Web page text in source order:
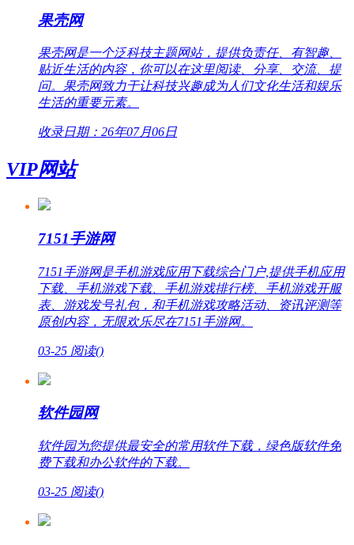
果壳网
果壳网是一个泛科技主题网站，提供负责任、有智趣、
贴近生活的内容，你可以在这里阅读、分享、交流、提
问。果壳网致力于让科技兴趣成为人们文化生活和娱乐
生活的重要元素。
收录日期：26年07月06日
VIP网站
7151手游网
7151手游网是手机游戏应用下载综合门户,提供手机应用
下载、手机游戏下载、手机游戏排行榜、手机游戏开服
表、游戏发号礼包，和手机游戏攻略活动、资讯评测等
原创内容，无限欢乐尽在7151手游网。
03-25 阅读()
软件园网
软件园为您提供最安全的常用软件下载，绿色版软件免
费下载和办公软件的下载。
03-25 阅读()